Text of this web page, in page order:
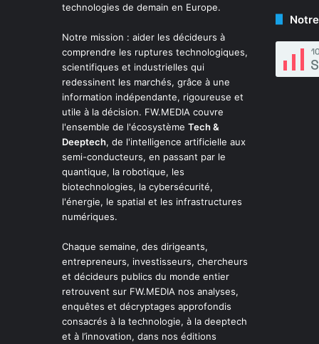
technologies de demain en Europe.
Notre mission : aider les décideurs à
comprendre les ruptures technologiques,
scientifiques et industrielles qui
redessinent les marchés, grâce à une
information indépendante, rigoureuse et
utile à la décision. FW.MEDIA couvre
l'ensemble de l'écosystème Tech &
Deeptech, de l'intelligence artificielle aux
semi-conducteurs, en passant par le
quantique, la robotique, les
biotechnologies, la cybersécurité,
l'énergie, le spatial et les infrastructures
numériques.
Chaque semaine, des dirigeants,
entrepreneurs, investisseurs, chercheurs
et décideurs publics du monde entier
retrouvent sur FW.MEDIA nos analyses,
enquêtes et décryptages approfondis
consacrés à la technologie, à la deeptech
et à l’innovation, dans nos éditions